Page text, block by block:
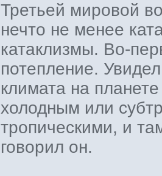
Третьей мировой
нечто не менее
катаклизмы. Во-
потепление.
климата на
холодным или
тропическими, и
говорил он.